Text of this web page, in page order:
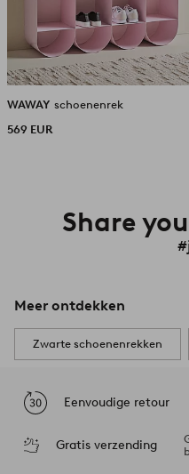
WAWAY schoenenrek
569 EUR
Share
Meer ontdekken
Zwarte schoenenrekken
Eenvoudige retour
Gratis verzending